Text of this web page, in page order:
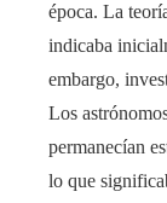
época. La
indicaba
embargo,
Los
permanecían
lo que